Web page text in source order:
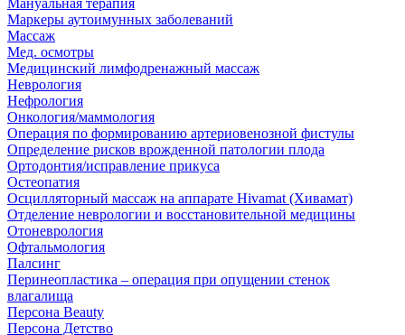
Маркеры аутоимунных заболеваний
Массаж
Мед. осмотры
Медицинский лимфодренажный массаж
Неврология
Нефрология
Онкология/маммология
Операция по формированию артериовенозной фистулы
Определение рисков врожденной патологии плода
Ортодонтия/исправление прикуса
Остеопатия
Осцилляторный массаж на аппарате Hivamat (Хивамат)
Отделение неврологии и восстановительной медицины
Отоневрология
Офтальмология
Палсинг
Перинеопластика – операция при опущении стенок
влагалища
Персона Beauty
Персона Детство